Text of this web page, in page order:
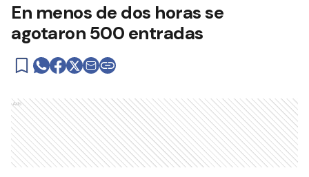
En menos de dos horas se
agotaron 500 entradas
Ads